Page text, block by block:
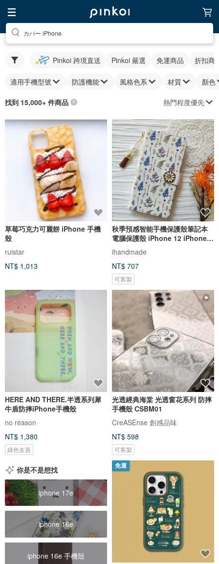
カバー iPhone
Pinkoi 跨境直送 Pinkoi 嚴選 免運商品 折扣商
適用手機型號 防護機能 風格色系 材質 顏色
找到 15,000+ 件商品 熱門程度優先
草莓巧克力可麗餅 iPhone 手機
殼
ruistar
NT$ 1,013
秋季預感智能手機保護殼筆記本
電腦保護殼 iPhone 12 iPhone
XR iPhone 11 Xperia 10 IV
Galaxy S23 Android
ihandmade
NT$ 707
可客製
HERE AND THERE.半透系列犀
牛盾防摔iPhone手機殼
no reason
NT$ 1,380
綠色友善
光透經典海棠 光透窗花系列 防摔
手機殼 CSBM01
CreASEnse 創感品味
NT$ 598
可客製
你是不是想找
iphone 17e
iphone 16e
iphone 16e 手機殼
免運